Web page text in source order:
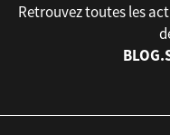
Retrouvez toutes les